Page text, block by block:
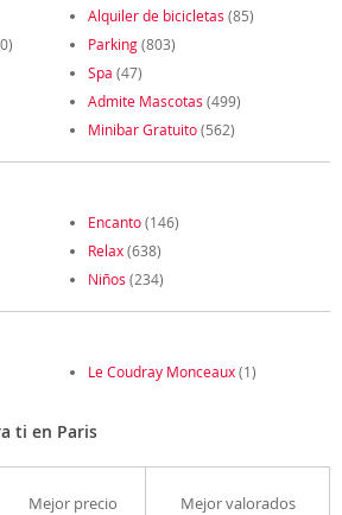
Alquiler de bicicletas (85)
Parking(803)
Spa (47)
Admite Mascotas (499)
Minibar Gratuito(562)
Encanto(146)
Relax(638)
Niños (234)
Le Coudray Monceaux(1)
ti en Paris
Mejor precio Mejor valorados